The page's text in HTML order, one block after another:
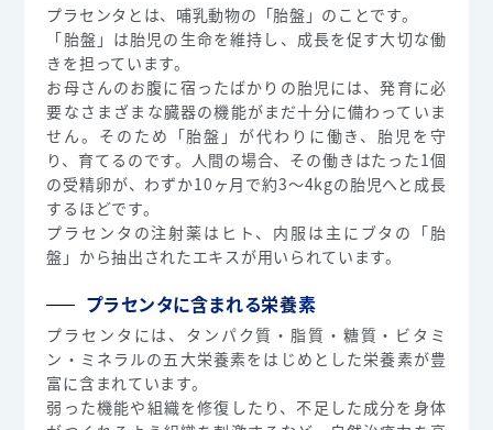
プラセンタとは、哺乳動物の「胎盤」のことです。
「胎盤」は胎児の生命を維持し、成長を促す大切な働
きを担っています。
お母さんのお腹に宿ったばかりの胎児には、発育に必
要なさまざまな臓器の機能がまだ十分に備わっていま
せん。そのため「胎盤」が代わりに働き、胎児を守
り、育てるのです。人間の場合、その働きはたった1個
の受精卵が、わずか10ヶ月で約3～4kgの胎児へと成長
するほどです。
プラセンタの注射薬はヒト、内服は主にブタの「胎
盤」から抽出されたエキスが用いられています。
プラセンタに含まれる栄養素
プラセンタには、タンパク質・脂質・糖質・ビタミ
ン・ミネラルの五大栄養素をはじめとした栄養素が豊
富に含まれています。
弱った機能や組織を修復したり、不足した成分を身体